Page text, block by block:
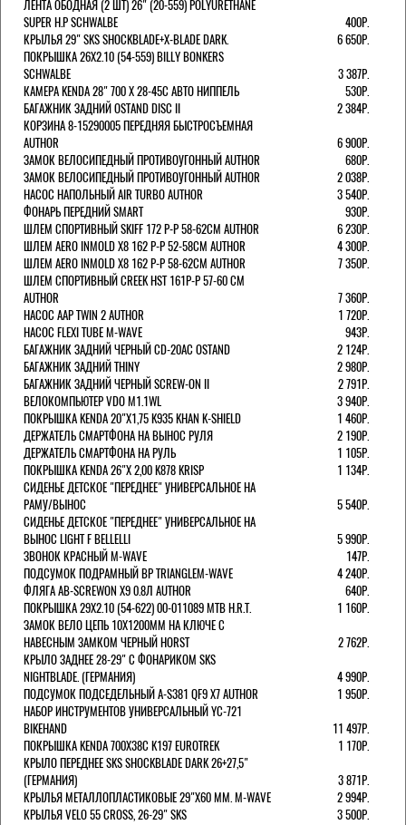
ЛЕНТА ОБОДНАЯ (2 ШТ) 26" (20-559) POLYURETHANE
SUPER H.P SCHWALBE
400Р.
КРЫЛЬЯ 29" SKS SHOCKBLADE+X-BLADE DARK.
6 650Р.
ПОКРЫШКА 26X2.10 (54-559) BILLY BONKERS
SCHWALBE
3 387Р.
КАМЕРА KENDA 28" 700 Х 28-45С АВТО НИППЕЛЬ
530Р.
БАГАЖНИК ЗАДНИЙ OSTAND DISC II
2 384Р.
КОРЗИНА 8-15290005 ПЕРЕДНЯЯ БЫСТРОСЪЕМНАЯ
AUTHOR
6 900Р.
ЗАМОК ВЕЛОСИПЕДНЫЙ ПРОТИВОУГОННЫЙ AUTHOR
680Р.
ЗАМОК ВЕЛОСИПЕДНЫЙ ПРОТИВОУГОННЫЙ AUTHOR
2 038Р.
НАСОС НАПОЛЬНЫЙ AIR TURBO AUTHOR
3 540Р.
ФОНАРЬ ПЕРЕДНИЙ SMART
930Р.
ШЛЕМ СПОРТИВНЫЙ SKIFF 172 Р-Р 58-62СМ AUTHOR
6 230Р.
ШЛЕМ AERO INMOLD X8 162 Р-Р 52-58СМ AUTHOR
4 300Р.
ШЛЕМ AERO INMOLD X8 162 Р-Р 58-62СМ AUTHOR
7 350Р.
ШЛЕМ СПОРТИВНЫЙ CREEK HST 161Р-Р 57-60 СМ
AUTHOR
7 360Р.
НАСОС AAP TWIN 2 AUTHOR
1 720Р.
НАСОС FLEXI TUBE M-WAVE
943Р.
БАГАЖНИК ЗАДНИЙ ЧЕРНЫЙ СD-20AC OSTAND
2 124Р.
БАГАЖНИК ЗАДНИЙ THINY
2 980Р.
БАГАЖНИК ЗАДНИЙ ЧЕРНЫЙ SCREW-ON II
2 791Р.
ВЕЛОКОМПЬЮТЕР VDO M1.1WL
3 940Р.
ПОКРЫШКА KENDA 20"Х1,75 K935 KHAN K-SHIELD
1 460Р.
ДЕРЖАТЕЛЬ СМАРТФОНА НА ВЫНОС РУЛЯ
2 190Р.
ДЕРЖАТЕЛЬ СМАРТФОНА НА РУЛЬ
1 105Р.
ПОКРЫШКА KENDA 26"Х 2,00 K878 KRISP
1 134Р.
СИДЕНЬЕ ДЕТСКОЕ "ПЕРЕДНЕЕ" УНИВЕРСАЛЬНОЕ НА
РАМУ/ВЫНОС
5 540Р.
СИДЕНЬЕ ДЕТСКОЕ "ПЕРЕДНЕЕ" УНИВЕРСАЛЬНОЕ НА
ВЫНОС LIGHT F BELLELLI
5 990Р.
ЗВОНОК КРАСНЫЙ M-WAVE
147Р.
ПОДСУМОК ПОДРАМНЫЙ BP TRIANGLEM-WAVE
4 240Р.
ФЛЯГА AB-SCREWON X9 0.8Л AUTHOR
640Р.
ПОКРЫШКА 29X2.10 (54-622) 00-011089 MTB H.R.T.
1 160Р.
ЗАМОК ВЕЛО ЦЕПЬ 10Х1200ММ НА КЛЮЧЕ С
НАВЕСНЫМ ЗАМКОМ ЧЕРНЫЙ HORST
2 762Р.
КРЫЛО ЗАДНЕЕ 28-29" С ФОНАРИКОМ SKS
NIGHTBLADE. (ГЕРМАНИЯ)
4 990Р.
ПОДСУМОК ПОДСЕДЕЛЬНЫЙ A-S381 QF9 X7 AUTHOR
1 950Р.
НАБОР ИНСТРУМЕНТОВ УНИВЕРСАЛЬНЫЙ YC-721
BIKEHAND
11 497Р.
ПОКРЫШКА KENDA 700Х38С K197 EUROTREK
1 170Р.
КРЫЛО ПЕРЕДНЕЕ SKS SHOCKBLADE DARK 26+27,5"
(ГЕРМАНИЯ)
3 871Р.
КРЫЛЬЯ МЕТАЛЛОПЛАСТИКОВЫЕ 29"Х60 ММ. M-WAVE
2 994Р.
КРЫЛЬЯ VELO 55 CROSS, 26-29" SKS
3 500Р.